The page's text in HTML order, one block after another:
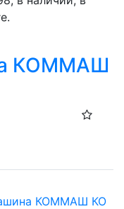
КОММАШ
КОММАШ КО